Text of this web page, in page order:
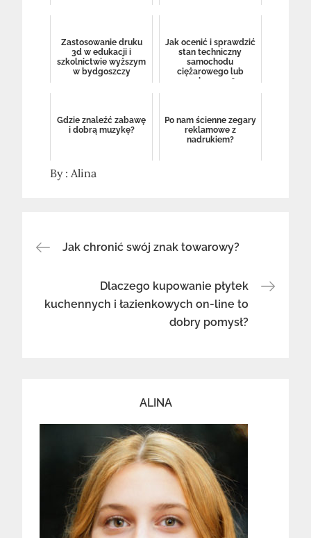
Zastosowanie druku
3d w edukacji i
szkolnictwie wyższym
w bydgoszczy
Jak ocenić i sprawdzić
stan techniczny
samochodu
ciężarowego lub
osobowego?
Gdzie znaleźć zabawę
i dobrą muzykę?
Po nam ścienne zegary
reklamowe z
nadrukiem?
By :Alina
Nawigacja
wpisu
Jak chronić swój znak towarowy?
Dlaczego kupowanie płytek
kuchennych i łazienkowych on-line to
dobry pomysł?
ALINA